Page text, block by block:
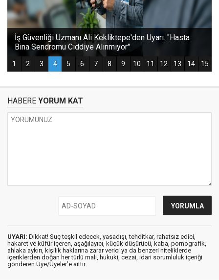
HABERE YORUM KAT
UYARI: Dikkat! Suç teşkil edecek, yasadışı, tehditkar, rahatsız edici,
hakaret ve küfür içeren, aşağılayıcı, küçük düşürücü, kaba, pornografik,
ahlaka aykırı, kişilik haklarına zarar verici ya da benzeri niteliklerde
içeriklerden doğan her türlü mali, hukuki, cezai, idari sorumluluk içeriği
gönderen Üye/Üyeler’e aittir.